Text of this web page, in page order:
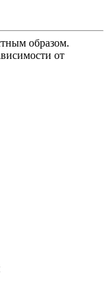
образом.
от